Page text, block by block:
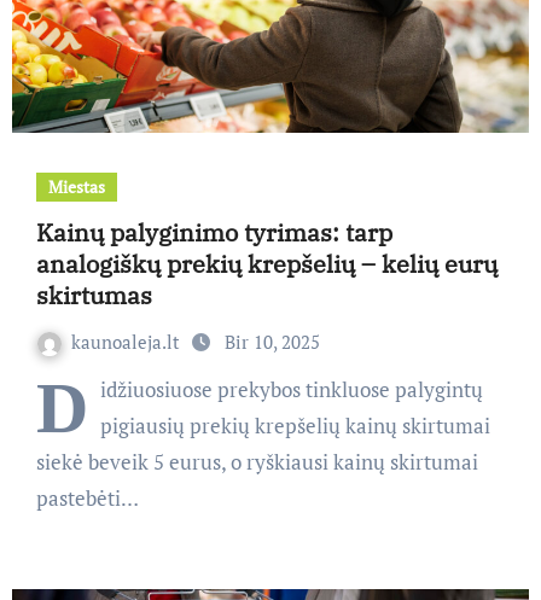
Miestas
Kainų palyginimo tyrimas: tarp
analogiškų prekių krepšelių – kelių eurų
skirtumas
kaunoaleja.lt Bir 10, 2025
D idžiuosiuose prekybos tinkluose palygintų
pigiausių prekių krepšelių kainų skirtumai
siekė beveik 5 eurus, o ryškiausi kainų skirtumai
pastebėti…